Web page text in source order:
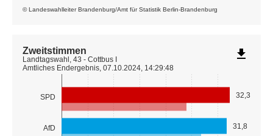
© Landeswahlleiter Brandenburg/Amt für Statistik Berlin-Brandenburg
SPD
AfD
32,3
31,8
Zweitstimmen
Landtagswahl, 43 - Cottbus I
Amtliches Endergebnis, 07.10.2024, 14:29:48
file_download